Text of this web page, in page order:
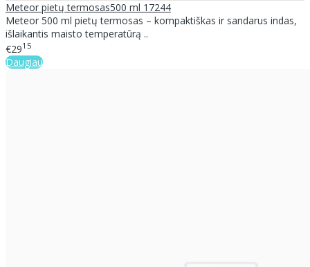
Meteor pietų termosas500 ml 17244
Meteor 500 ml pietų termosas – kompaktiškas ir sandarus indas,
išlaikantis maisto temperatūrą ..
€2915
Daugiau